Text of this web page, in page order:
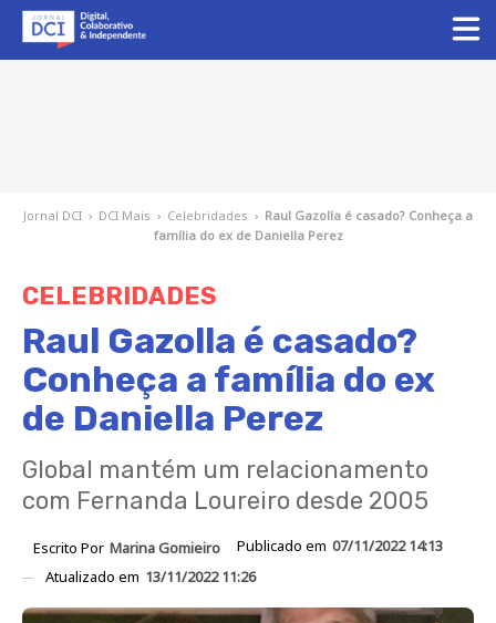
Jornal DCI › DCI Mais › Celebridades › Raul Gazolla é casado? Conheça a
família do ex de Daniella Perez
CELEBRIDADES
Raul Gazolla é casado?
Conheça a família do ex
de Daniella Perez
Global mantém um relacionamento
com Fernanda Loureiro desde 2005
Escrito Por Marina Gomieiro Publicado em 07/11/2022 14:13
Atualizado em 13/11/2022 11:26